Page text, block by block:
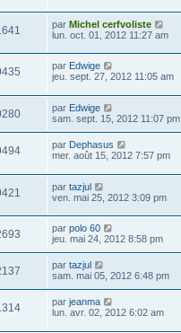
par Michel cerfvoliste
lun. oct. 01, 2012 11:27 am
par Edwige
jeu. sept. 27, 2012 11:05 am
par Edwige
sam. sept. 15, 2012 11:07 pm
par Dephasus
mer. août 15, 2012 7:57 pm
par tazjul
ven. mai 25, 2012 3:09 pm
par polo 60
jeu. mai 24, 2012 8:58 pm
par tazjul
sam. mai 05, 2012 6:48 pm
par jeanma
lun. avr. 02, 2012 6:02 am